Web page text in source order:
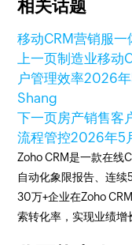
相关话题
移动CRM营销服一
上一页制造业移动
户管理效率2026年
Shang
下一页房产销售客
流程管控2026年5
Zoho CRM是一款在线
自动化象限报告、连
30万+企业在Zoho
索转化率，实现业绩增